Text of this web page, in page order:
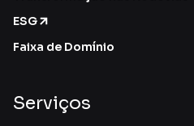
ESG
Faixa de Domínio
Serviços